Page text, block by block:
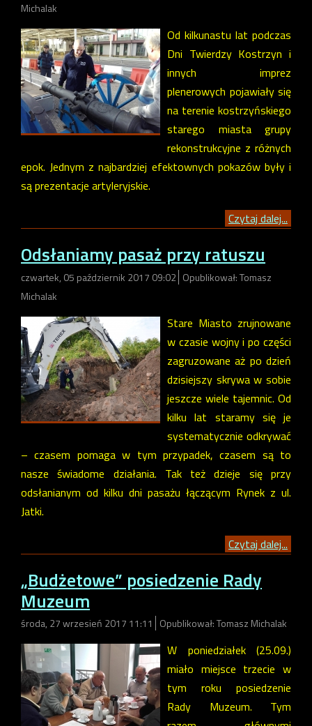
Michalak
Od kilkunastu lat podczas
Dni Twierdzy Kostrzyn i
innych imprez
plenerowych pojawiały się
na terenie kostrzyńskiego
starego miasta grupy
rekonstrukcyjne z różnych
epok. Jednym z najbardziej efektownych pokazów były i
są prezentacje artyleryjskie.
Czytaj dalej...
Odsłaniamy pasaż przy ratuszu
czwartek, 05 październik 2017 09:02 Opublikował: Tomasz
Michalak
Stare Miasto zrujnowane
w czasie wojny i po części
zagruzowane aż po dzień
dzisiejszy skrywa w sobie
jeszcze wiele tajemnic. Od
kilku lat staramy się je
systematycznie odkrywać
– czasem pomaga w tym przypadek, czasem są to
nasze świadome działania. Tak też dzieje się przy
odsłanianym od kilku dni pasażu łączącym Rynek z ul.
Jatki.
Czytaj dalej...
„Budżetowe” posiedzenie Rady
Muzeum
środa, 27 wrzesień 2017 11:11 Opublikował: Tomasz Michalak
W poniedziałek (25.09.)
miało miejsce trzecie w
tym roku posiedzenie
Rady Muzeum. Tym